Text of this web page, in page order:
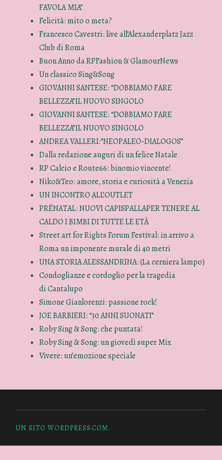
FAVOLA MIA”
Felicità: mito o meta?
Francesco Cavestri: live all’Alexanderplatz Jazz
Club di Roma
Buon Anno da RPFashion & GlamourNews
Un classico Sing&Song
GIOVANNI SANTESE: “DOBBIAMO FARE
BELLEZZA”IL NUOVO SINGOLO
GIOVANNI SANTESE: “DOBBIAMO FARE
BELLEZZA”IL NUOVO SINGOLO
ANDREA VALLERI:“NEOPALEO-DIALOGOS”
Dalla redazione auguri di un felice Natale
RP Calcio e Route66: binomio vincente!
Niko&Teo: amore, storia e curiosità a Venezia
UN INCONTRO ALL’OUTLET
PRÉNATAL: NUOVI CAPISPALLAPER TENERE AL
CALDO I BIMBI DI TUTTE LE ETÀ
Street art for Rights Forum Festival: in arrivo a
Roma un imponente murale di 40 metri
UNA STORIA ALESSANDRINA: (La cerniera lampo)
Condoglianze e cordoglio per la tragedia
di Cantalupo
Simone Gianlorenzi: passione rock!
JOE BARBIERI: “30 ANNI SUONATI”
Roby Sing & Song: che puntata!
Roby Sing & Song: un giovedì super Mix
Vivere: un’emozione speciale
UN SITO WORDPRESS.COM.